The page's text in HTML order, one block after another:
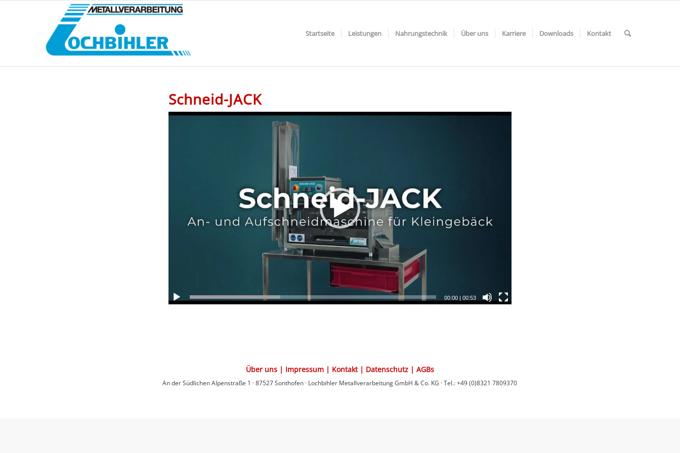
Startseite Leistungen Nahrungstechnik Über uns Karriere Downloads Kontakt
Schneid-JACK
00:00| 00:53
Über uns| Impressum| Kontakt| Datenschutz | AGBs
An der Südlichen Alpenstraße 1 · 87527 Sonthofen · Lochbihler Metallverarbeitung GmbH & Co. KG · Tel.: +49 (0)8321 7809370